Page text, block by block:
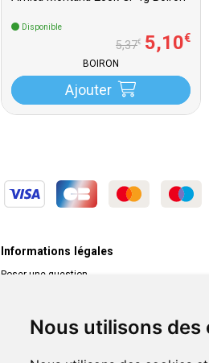
Nous utilisons des
Disponible
5,37€ 5,10€
BOIRON
Ajouter
Informations légales
Poser une question